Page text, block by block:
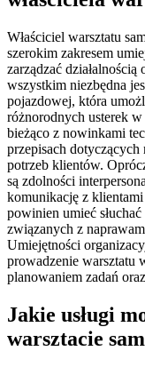
Właściciel warsztatu
szerokim zakresem
zarządzać
wszystkim niezbędna
pojazdowej, która
różnorodnych usterek
bieżąco z nowinkami
przepisach
potrzeb klientów.
są zdolności
komunikację z
powinien umieć
związanych z
Umiejętności
prowadzenie warsztatu
planowaniem zadań
Jakie usługi
warsztacie